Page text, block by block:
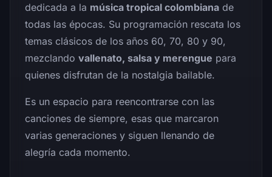
dedicada a la música tropical colombiana de
todas las épocas. Su programación rescata los
temas clásicos de los años 60, 70, 80 y 90,
mezclando vallenato, salsa y merengue para
quienes disfrutan de la nostalgia bailable.
Es un espacio para reencontrarse con las
canciones de siempre, esas que marcaron
varias generaciones y siguen llenando de
alegría cada momento.